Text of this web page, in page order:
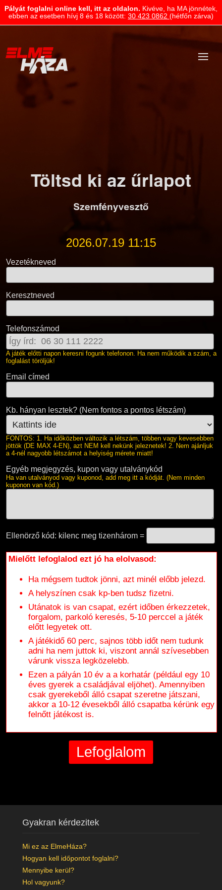
Pályát foglalni online kell, itt az oldalon. Kivéve, ha MA jönnétek,
ebben az esetben hívj 8 és 18 között: 30 423 0862 (hétfőn zárva)
Töltsd ki az űrlapot
Szemfényvesztő
2026.07.19 11:15
Vezetékneved
Keresztneved
Telefonszámod
A játék előtti napon keresni fogunk telefonon. Ha nem működik a szám, a
foglalást töröljük!
Email címed
Kb. hányan lesztek? (Nem fontos a pontos létszám)
FONTOS: 1. Ha időközben változik a létszám, többen vagy kevesebben
jöttök (DE MAX 4-EN), azt NEM kell nekünk jeleznetek! 2. Nem ajánljuk
a 4-nél nagyobb létszámot a helyiség mérete miatt!
Egyéb megjegyzés, kupon vagy utalványkód
Ha van utalványod vagy kuponod, add meg itt a kódját. (Nem minden
kuponon van kód.)
Ellenörző kód: kilenc meg tizenhárom =
Mielőtt lefoglalod ezt jó ha elolvasod:
Ha mégsem tudtok jönni, azt minél előbb jelezd.
A helyszínen csak kp-ben tudsz fizetni.
Utánatok is van csapat, ezért időben érkezzetek,
forgalom, parkoló keresés, 5-10 perccel a játék
előtt legyetek ott.
A játékidő 60 perc, sajnos több időt nem tudunk
adni ha nem juttok ki, viszont annál szívesebben
várunk vissza legközelebb.
Ezen a pályán 10 év a a korhatár (például egy 10
éves gyerek a családjával eljöhet). Amennyiben
csak gyerekeből álló csapat szeretne játszani,
akkor a 10-12 évesekből álló csapatba kérünk egy
felnőtt játékost is.
Gyakran kérdezitek
Mi ez az ElmeHáza?
Hogyan kell időpontot foglalni?
Mennyibe kerül?
Hol vagyunk?